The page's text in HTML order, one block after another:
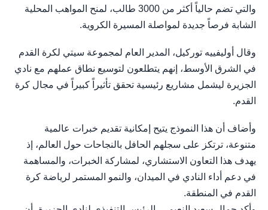
والتي تضم حالياً أكثر من 3000 طالب، لمنح المواهب المحلية
الشابة فرصاً جديدة لمواصلة المسيرة الكروية.
وقال أوليفييه توركيل، المدير العام لمجموعة سيتي لكرة القدم
في الشرق الأوسط، إنهم يتطلعون لتوسيع نطاق عملهم مع نادي
الجزيرة ليشمل مشاريع رئيسية تحقق تأثيراً كبيراً في مجال كرة
القدم.
وأضاف أن هذا النموذج يتيح إمكانية تقديم خبرات عالمية
متنوعة، ترتكز على سجلهم الحافل بالنجاحات حول العالم، إذ
يهدف هذا التعاون الاستشاري، لمشاركة الخبرات، والمساهمة
في دعم أداء النادي في الميدان، والنمو المستمر لرياضة كرة
القدم في المنطقة.